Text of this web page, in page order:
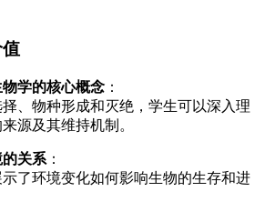
学的核心概念 ：
、物种形成和灭绝，学生可以深入理
源及其维持机制。
关系 ：
了环境变化如何影响生物的生存和进